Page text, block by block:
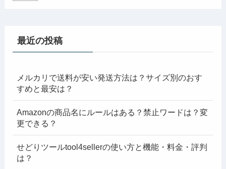
最近の投稿
メルカリで送料が安い発送方法は？サイズ別のおす
すめと最安は？
Amazonの商品名にルールはある？禁止ワードは？変
更できる？
せどりツールtool4sellerの使い方と機能・料金・評判
は？